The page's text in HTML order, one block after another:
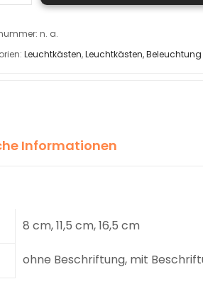
n. a.
Leuchtkästen,Leuchtkästen,
Informationen
8 cm, 11,5 cm, 16,5 cm
ohne Beschriftung, mit